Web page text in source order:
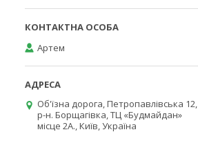
Артем
Об'їзна дорога, Петропавлівська 12,
р-н. Борщагівка, ТЦ «Будмайдан»
місце 2А., Київ, Україна